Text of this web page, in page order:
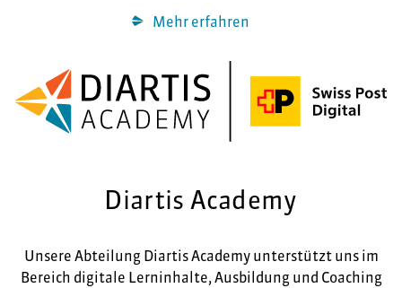
Mehr erfahren
Diartis Academy
Unsere Abteilung Diartis Academy unterstützt uns im
Bereich digitale Lerninhalte, Ausbildung und Coaching